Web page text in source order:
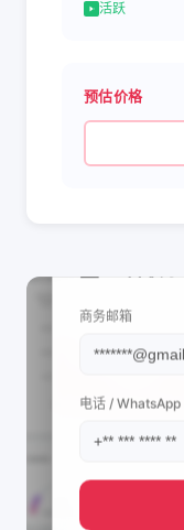
活跃
预估价格
商务邮箱
电话 / WhatsApp